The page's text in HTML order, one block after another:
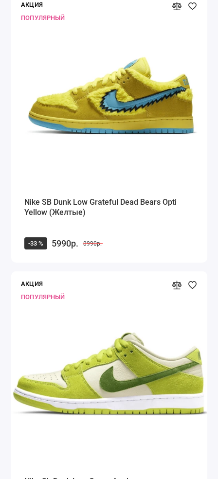
АКЦИЯ
ПОПУЛЯРНЫЙ
Nike SB Dunk Low Grateful Dead Bears Opti
Yellow (Желтые)
-33 % 5990р. 8990р.
АКЦИЯ
ПОПУЛЯРНЫЙ